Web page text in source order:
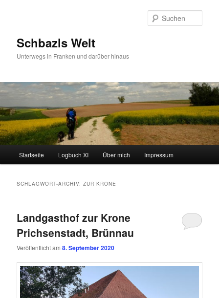
Schbazls Welt
Unterwegs in Franken und darüber hinaus
Startseite Logbuch XI Über mich Impressum
SCHLAGWORT-ARCHIV:ZUR KRONE
Landgasthof zur Krone
Prichsenstadt, Brünnau
Veröffentlicht am8. September 2020